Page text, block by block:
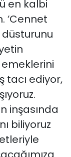
en kalbi
‘Cennet
düsturunu
tacı ediyor,
inşasında
biliyoruz